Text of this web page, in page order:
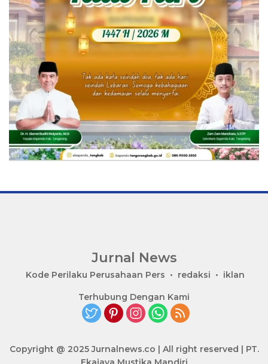
Jurnal News
Jendela
Kode Perilaku Perusahaan Pers redaksi iklan
Terhubung Dengan Kami
Copyright @ 2025 Jurnalnews.co | All right reserved | PT.